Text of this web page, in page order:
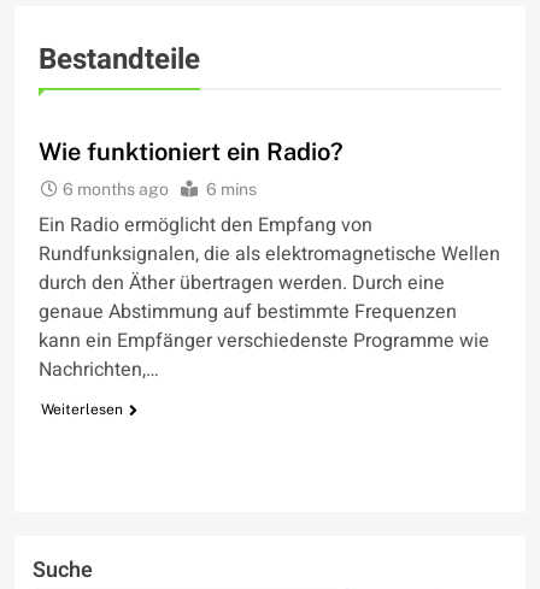
Bestandteile
Wie funktioniert ein Radio?
6 months ago 6 mins
Ein Radio ermöglicht den Empfang von
Rundfunksignalen, die als elektromagnetische Wellen
durch den Äther übertragen werden. Durch eine
genaue Abstimmung auf bestimmte Frequenzen
kann ein Empfänger verschiedenste Programme wie
Nachrichten,…
Weiterlesen
Suche